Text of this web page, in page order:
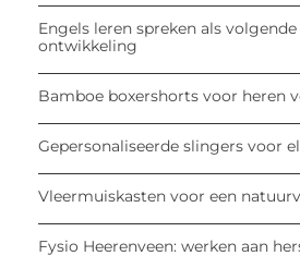
Engels leren spreken als
ontwikkeling
Bamboe boxershorts voor heren
Gepersonaliseerde slingers voor
Vleermuiskasten voor een
Fysio Heerenveen: werken aan